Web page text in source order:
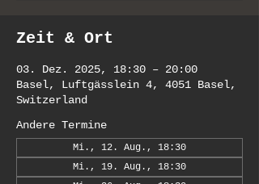
Zeit & Ort
03. Dez. 2025, 18:30 – 20:00
Basel, Luftgässlein 4, 4051 Basel,
Switzerland
Andere Termine
Mi., 12. Aug., 18:30
Mi., 19. Aug., 18:30